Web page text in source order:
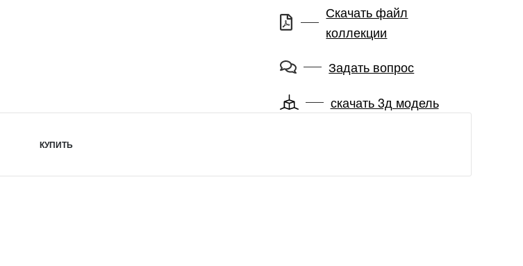
Скачать файл
коллекции
Задать вопрос
скачать 3д модель
КУПИТЬ